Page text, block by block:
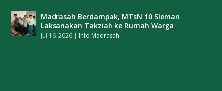
Madrasah Berdampak, MTsN 10 Sleman
Laksanakan Takziah ke Rumah Warga
Jul 16, 2026 | Info Madrasah